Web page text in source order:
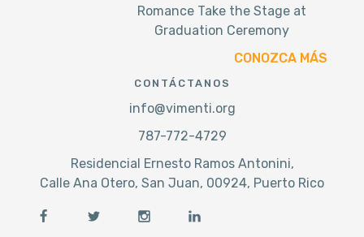
Romance Take the Stage at
Graduation Ceremony
CONOZCA MÁS
CONTÁCTANOS
info@vimenti.org
787-772-4729
Residencial Ernesto Ramos Antonini,
Calle Ana Otero, San Juan, 00924, Puerto Rico